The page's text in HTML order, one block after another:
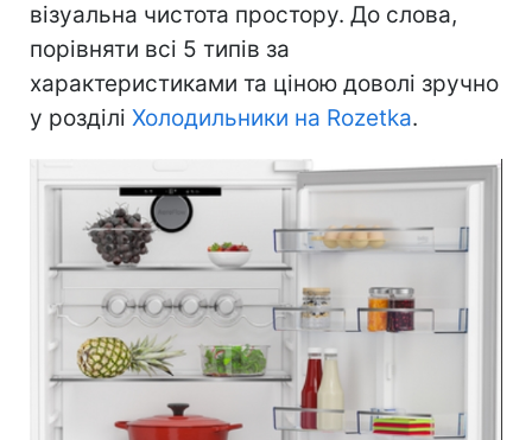
візуальна чистота простору. До слова,
порівняти всі 5 типів за
характеристиками та ціною доволі зручно
у розділі Холодильники на Rozetka.